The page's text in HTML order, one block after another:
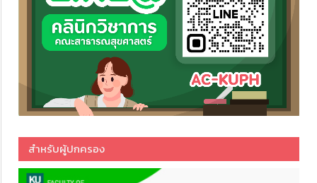
สำหรับผู้ปกครอง